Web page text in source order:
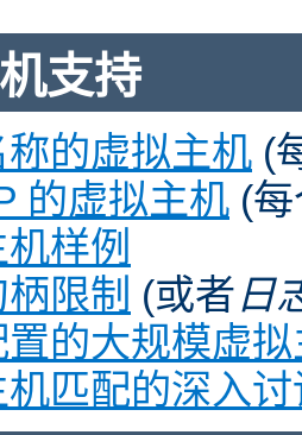
支持
的虚拟主机 (
的虚拟主机 (
样例
限制 (或者日
的大规模虚
机匹配的深入讨